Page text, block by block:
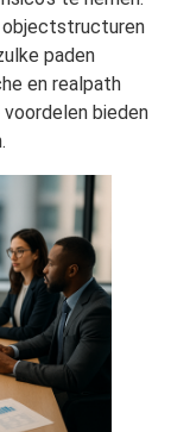
objectstructuren
paden
en realpath
bieden